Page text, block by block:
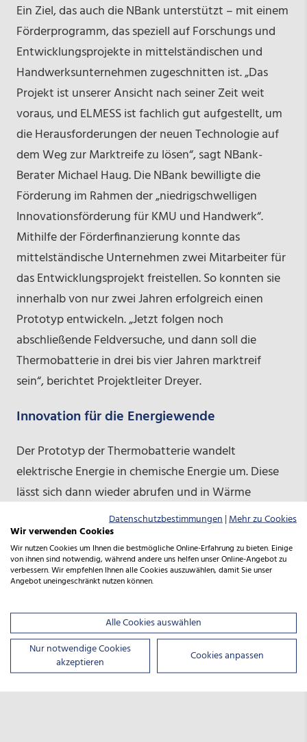
Ein Ziel, das auch die NBank unterstützt – mit einem
Förderprogramm, das speziell auf Forschungs­ und
Entwicklungsprojekte in mittelständischen und
Handwerksunternehmen zugeschnitten ist. „Das
Projekt ist unserer Ansicht nach seiner Zeit weit
voraus, und ELMESS ist fachlich gut aufgestellt, um
die Herausforderungen der neuen Technologie auf
dem Weg zur Marktreife zu lösen“, sagt NBank­
Berater Michael Haug. Die NBank bewilligte die
Förderung im Rahmen der „niedrigschwelligen
Innovationsförderung für KMU und Handwerk“.
Mithilfe der Förderfinanzierung konnte das
mittelständische Unternehmen zwei Mitarbeiter für
das Entwicklungsprojekt freistellen. So konnten sie
innerhalb von nur zwei Jahren erfolgreich einen
Prototyp entwickeln. „Jetzt folgen noch
abschließende Feldversuche, und dann soll die
Thermobatterie in drei bis vier Jahren marktreif
sein“, berichtet Projektleiter Dreyer.
Innovation für die Energiewende
Der Prototyp der Thermobatterie wandelt
elektrische Energie in chemische Energie um. Diese
lässt sich dann wieder abrufen und in Wärme
umwandeln. Der Prozess ist reversibel, er kann also
beliebig oft wiederholt werden. Dafür hat ELMESS
jetzt ein EU-Patent angemeldet, denn bislang ist das
Verfahren in dieser Form einzigartig. „Wir können
Wärme speichern. Das hat außer uns noch keiner
versucht“, sagt Dreyer. Die mutige Entscheidung, auf
eine ganz neue Technologie zu setzen, hat sich
ausgezahlt.
Datenschutzbestimmungen|Mehr zu Cookies
Wir verwenden Cookies
Wir nutzen Cookies um Ihnen die bestmögliche Online-Erfahrung zu bieten. Einige
von ihnen sind notwendig, während andere uns helfen unser Online-Angebot zu
verbessern. Wir empfehlen Ihnen alle Cookies auszuwählen, damit Sie unser
Angebot uneingeschränkt nutzen können.
Alle Cookies auswählen
Nur notwendige Cookies
akzeptieren
Cookies anpassen